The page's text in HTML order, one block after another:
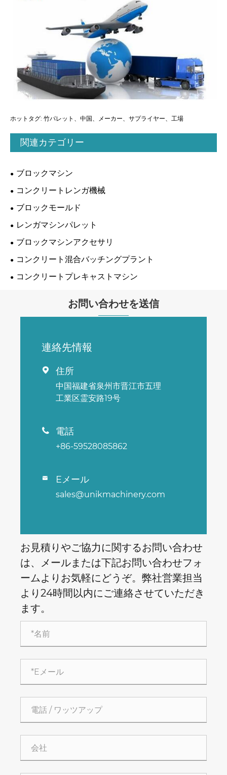
ホットタグ: 竹パレット、中国、メーカー、サプライヤー、工場
関連カテゴリー
ブロックマシン
コンクリートレンガ機械
ブロックモールド
レンガマシンパレット
ブロックマシンアクセサリ
コンクリート混合バッチングプラント
コンクリートプレキャストマシン
お問い合わせを送信
連絡先情報
 住所
中国福建省泉州市晋江市五理
工業区霊安路19号
 電話
+86-59528085862
 Eメール
sales@unikmachinery.com
お見積りやご協力に関するお問い合わせ
は、メールまたは下記お問い合わせフォ
ームよりお気軽にどうぞ。弊社営業担当
より24時間以内にご連絡させていただき
ます。